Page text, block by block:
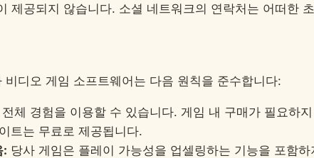
제공되지 않습니다. 소셜 네트워크의 연락처는 어떠한
디오 게임 소프트웨어는 다음 원칙을 준수합니다:
체 경험을 이용할 수 있습니다. 게임 내 구매가 필요하
트는 무료로 제공됩니다.
: 당사 게임은 플레이 가능성을 업셀링하는 기능을 포함